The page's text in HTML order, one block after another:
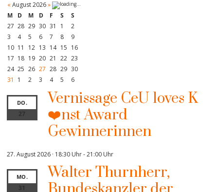
« August 2026»
M
D M D F S
S
27 28 29 30 31 1
2
3
4 5 6 7 8
9
10 11 12 13 14 15 16
17 18 19 20 21 22 23
24 25 26 27 28 29 30
31
1 2 3 4 5 6
DO.
27
Vernissage CeU loves K
❤️nst Award
Gewinnerinnen
27. August 2026 · 18:30 Uhr-21:00 Uhr
MO.
31
Walter Thurnherr,